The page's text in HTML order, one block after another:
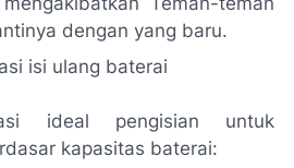
dengan yang baru.
isi ulang baterai
ideal pengisian untuk
kapasitas baterai: